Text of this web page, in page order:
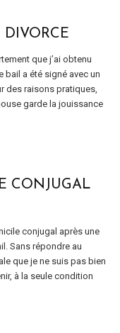
DIVORCE
que j’ai obtenu
bail a été signé avec un
des raisons pratiques,
garde la jouissance
CONJUGAL
conjugal après une
Sans répondre au
que je ne suis pas bien
à la seule condition